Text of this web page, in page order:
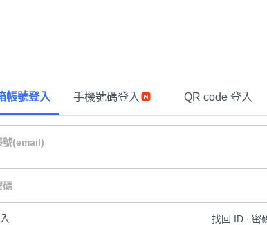
帳號登入 手機號碼登入 QR code 登入
找回 ID ∙ 密